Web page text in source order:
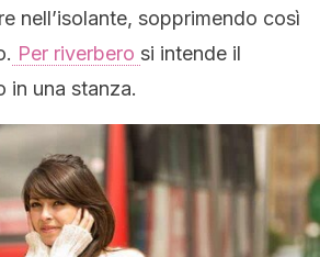
nell’isolante, sopprimendo così
Per riverbero si intende il
in una stanza.